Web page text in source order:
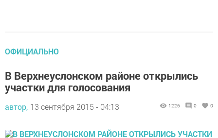
ОФИЦИАЛЬНО
В Верхнеуслонском районе открылись
участки для голосования
автор, 13 сентября 2015 - 04:13 1226 0 0